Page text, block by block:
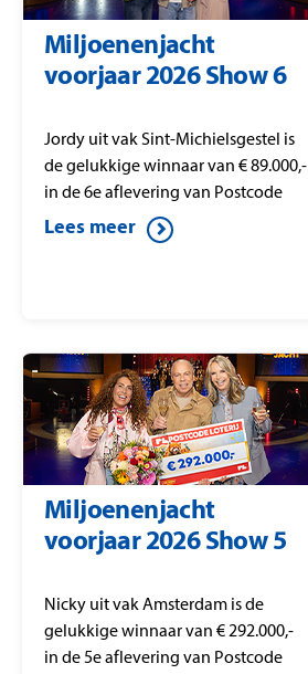
Miljoenenjacht
voorjaar 2026 Show 6
Jordy uit vak Sint-Michielsgestel is
de gelukkige winnaar van € 89.000,-
in de 6e aflevering van Postcode
Loterij Miljoenenjacht. Jordy speelt
alle kandidaten weg en wint dit
Lees meer
Miljoenenjacht
voorjaar 2026 Show 5
Nicky uit vak Amsterdam is de
gelukkige winnaar van € 292.000,-
in de 5e aflevering van Postcode